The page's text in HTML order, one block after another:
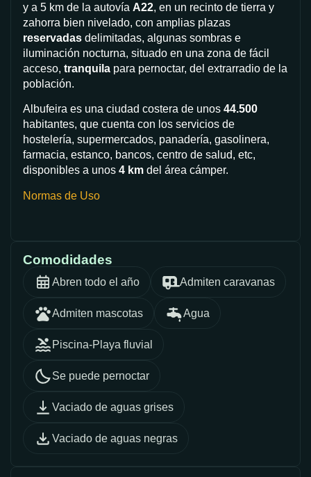
y a 5 km de la autovía A22, en un recinto de tierra y
zahorra bien nivelado, con amplias plazas
reservadas delimitadas, algunas sombras e
iluminación nocturna, situado en una zona de fácil
acceso, tranquila para pernoctar, del extrarradio de la
población.
Albufeira es una ciudad costera de unos 44.500
habitantes, que cuenta con los servicios de
hostelería, supermercados, panadería, gasolinera,
farmacia, estanco, bancos, centro de salud, etc,
disponibles a unos 4 km del área cámper.
Normas de Uso
Comodidades
Abren todo el año Admiten caravanas
Admiten mascotas Agua
Piscina-Playa fluvial
Se puede pernoctar
Vaciado de aguas grises
Vaciado de aguas negras